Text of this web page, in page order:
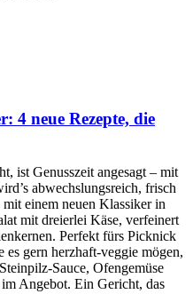
4 neue Rezepte, die
ist Genusszeit angesagt – mit
abwechslungsreich, frisch
einem neuen Klassiker in
mit dreierlei Käse, verfeinert
Perfekt fürs Picknick
es gern herzhaft-veggie mögen,
Sauce, Ofengemüse
Angebot. Ein Gericht, das